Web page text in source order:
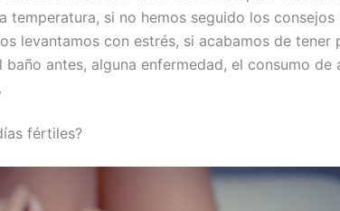
temperatura, si no hemos seguido los consejos
levantamos con estrés, si acabamos de tener
baño antes, alguna enfermedad, el consumo de
fértiles?